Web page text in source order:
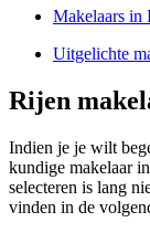
Makelaars in
Uitgelichte
Rijen
Indien je je wilt
kundige makelaar
selecteren is lang
vinden in de